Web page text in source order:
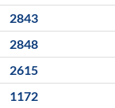
2843
2848
2615
1172